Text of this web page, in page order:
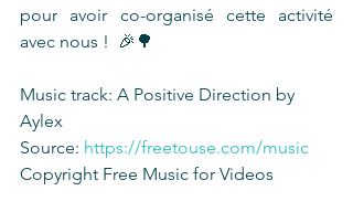
pour avoir co-organisé cette activité
avec nous !  🎉🌳
Music track: A Positive Direction by
Aylex
Source: https://freetouse.com/music
Copyright Free Music for Videos